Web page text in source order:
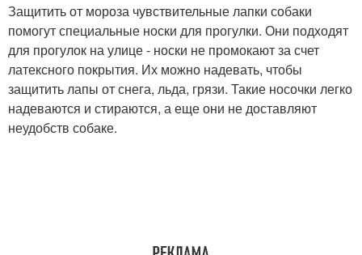
Защитить от мороза чувствительные лапки собаки
помогут специальные носки для прогулки. Они подходят
для прогулок на улице - носки не промокают за счет
латексного покрытия. Их можно надевать, чтобы
защитить лапы от снега, льда, грязи. Такие носочки легко
надеваются и стираются, а еще они не доставляют
неудобств собаке.